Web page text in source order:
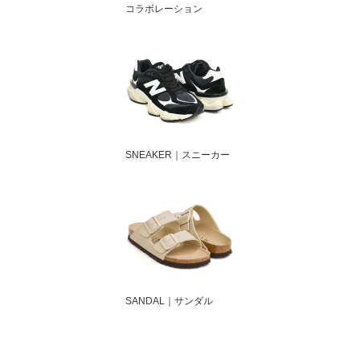
コラボレーション
SNEAKER｜スニーカー
SANDAL｜サンダル